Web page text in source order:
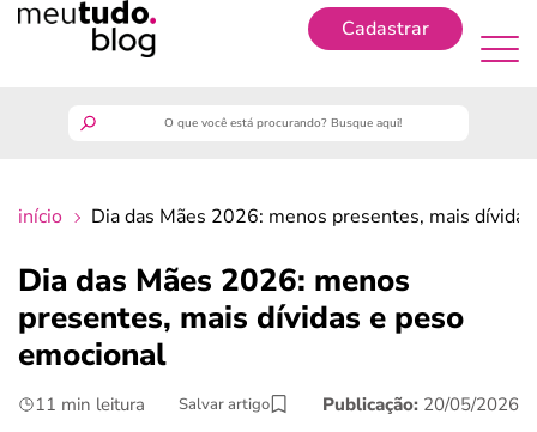
Cadastrar
finanças
benefícios
início Dia das Mães 2026: menos presentes, mais
Dia das Mães 2026: menos
presentes, mais dívidas e peso
emocional
11 min leitura Salvar artigo Publicação: 20/05/2026